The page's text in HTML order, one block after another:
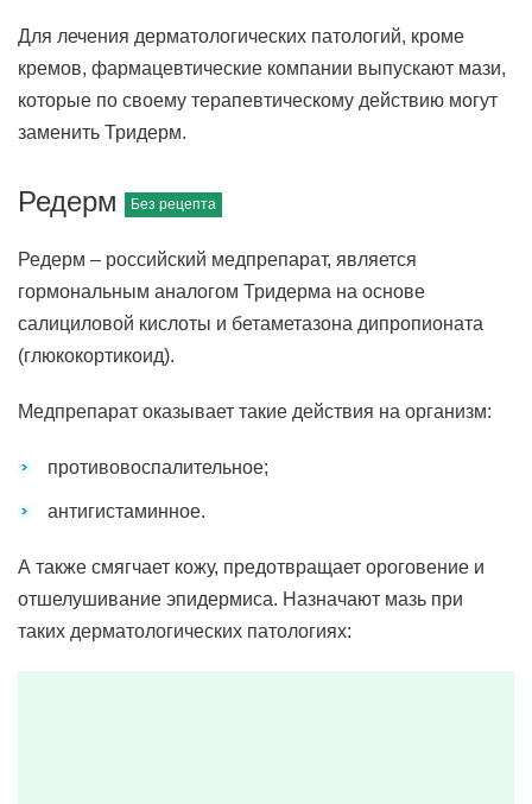
Для лечения дерматологических патологий, кроме
кремов, фармацевтические компании выпускают мази,
которые по своему терапевтическому действию могут
заменить Тридерм.
Редерм
Редерм – российский медпрепарат, является
гормональным аналогом Тридерма на основе
салициловой кислоты и бетаметазона дипропионата
(глюкокортикоид).
Медпрепарат оказывает такие действия на организм:
противовоспалительное;
антигистаминное.
А также смягчает кожу, предотвращает ороговение и
отшелушивание эпидермиса. Назначают мазь при
таких дерматологических патологиях: